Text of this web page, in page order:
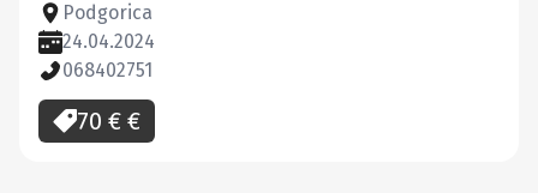
Podgorica
24.04.2024
068402751
70 € €